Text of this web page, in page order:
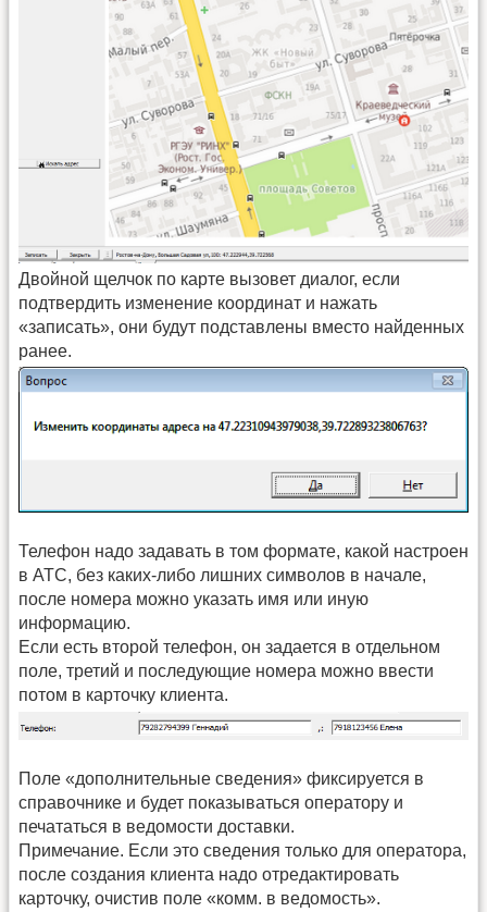
Двойной щелчок по карте вызовет диалог, если
подтвердить изменение координат и нажать
«записать», они будут подставлены вместо найденных
ранее.
Телефон надо задавать в том формате, какой настроен
в АТС, без каких-либо лишних символов в начале,
после номера можно указать имя или иную
информацию.
Если есть второй телефон, он задается в отдельном
поле, третий и последующие номера можно ввести
потом в карточку клиента.
Поле «дополнительные сведения» фиксируется в
справочнике и будет показываться оператору и
печататься в ведомости доставки.
Примечание. Если это сведения только для оператора,
после создания клиента надо отредактировать
карточку, очистив поле «комм. в ведомость».